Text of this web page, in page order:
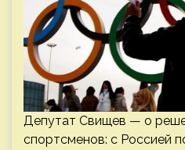
Депутат Свищев — о
спортсменов: с Россией